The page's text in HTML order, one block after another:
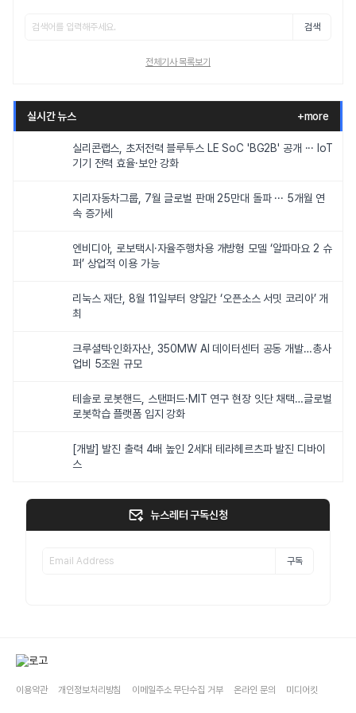
검색
전체기사 목록보기
실시간 뉴스 +more
실리콘랩스, 초저전력 블루투스 LE SoC 'BG2B' 공개 ··· IoT
기기 전력 효율·보안 강화
지리자동차그룹, 7월 글로벌 판매 25만대 돌파 ··· 5개월 연
속 증가세
엔비디아, 로보택시·자율주행차용 개방형 모델 ‘알파마요 2 슈
퍼’ 상업적 이용 가능
리눅스 재단, 8월 11일부터 양일간 ‘오픈소스 서밋 코리아’ 개
최
크루셜텍·인화자산, 350MW AI 데이터센터 공동 개발…총사
업비 5조원 규모
테솔로 로봇핸드, 스탠퍼드·MIT 연구 현장 잇단 채택…글로벌
로봇학습 플랫폼 입지 강화
[개발] 발진 출력 4배 높인 2세대 테라헤르츠파 발진 디바이
스
뉴스레터 구독신청
구독
이용약관 개인정보처리방침 이메일주소 무단수집 거부 온라인 문의 미디어킷